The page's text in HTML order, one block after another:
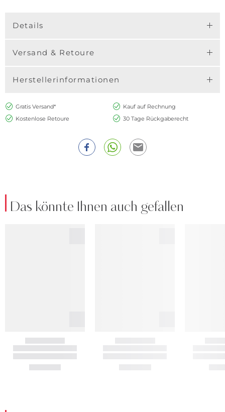
Details
Versand & Retoure
Herstellerinformationen
Gratis Versand*
Kauf auf Rechnung
Kostenlose Retoure
30 Tage Rückgaberecht
Das könnte Ihnen auch gefallen